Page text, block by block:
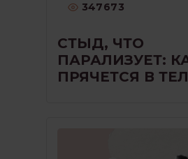
347673
СТЫД, ЧТО
ПАРАЛИЗУЕТ:
ПРЯЧЕТСЯ В